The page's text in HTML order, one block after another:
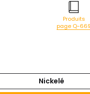
Produits
page Q-669
Nickelé